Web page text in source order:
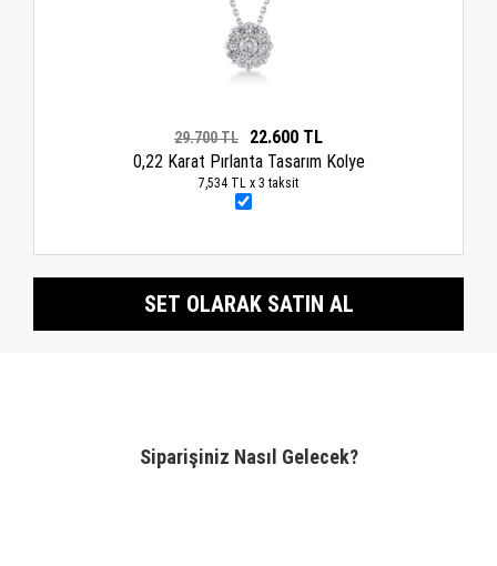
29.700 TL
22.600 TL
0,22 Karat Pırlanta Tasarım Kolye
7,534 TL x 3 taksit
SET OLARAK SATIN AL
Siparişiniz Nasıl Gelecek?